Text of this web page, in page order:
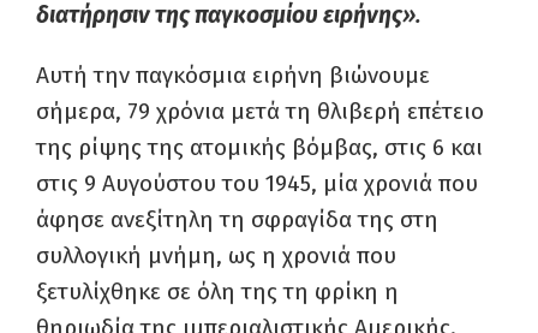
διατήρησιν της παγκοσμίου ειρήνης».
Αυτή την παγκόσμια ειρήνη βιώνουμε
σήμερα, 79 χρόνια μετά τη θλιβερή επέτειο
της ρίψης της ατομικής βόμβας, στις 6 και
στις 9 Αυγούστου του 1945, μία χρονιά που
άφησε ανεξίτηλη τη σφραγίδα της στη
συλλογική μνήμη, ως η χρονιά που
ξετυλίχθηκε σε όλη της τη φρίκη η